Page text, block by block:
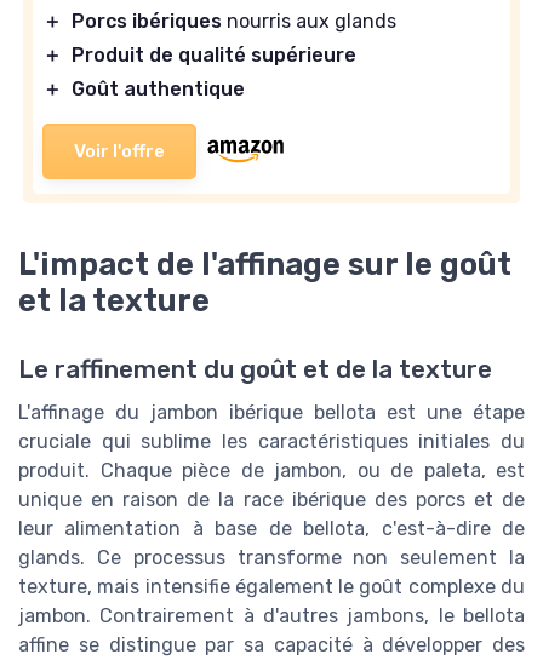
＋
Porcs ibériques nourris aux glands
＋
Produit de qualité supérieure
＋
Goût authentique
Voir l'offre
L'impact de l'affinage sur le goût
et la texture
Le raffinement du goût et de la texture
L'affinage du jambon ibérique bellota est une étape
cruciale qui sublime les caractéristiques initiales du
produit. Chaque pièce de jambon, ou de paleta, est
unique en raison de la race ibérique des porcs et de
leur alimentation à base de bellota, c'est-à-dire de
glands. Ce processus transforme non seulement la
texture, mais intensifie également le goût complexe du
jambon. Contrairement à d'autres jambons, le bellota
affine se distingue par sa capacité à développer des